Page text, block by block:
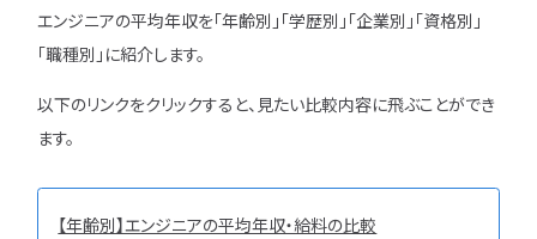
エンジニアの平均年収を「年齢別」「学歴別」「企業別」「資格別」
「職種別」に紹介します。
以下のリンクをクリックすると、見たい比較内容に飛ぶことができ
ます。
【年齢別】エンジニアの平均年収・給料の比較